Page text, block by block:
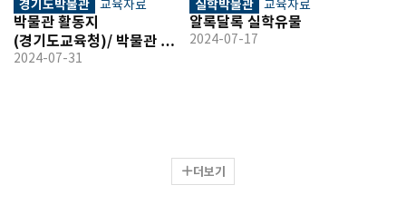
경기도박물관 교육자료
박물관 활동지
(경기도교육청)/ 박물관
활동지(유아용)
2024-07-31
실학박물관 교육자료
알록달록 실학유물
2024-07-17
더보기